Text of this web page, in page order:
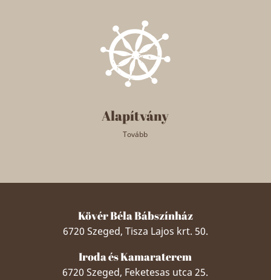
Alapítvány
Tovább
Kövér Béla Bábszínház
6720 Szeged, Tisza Lajos krt. 50.
Iroda és Kamaraterem
6720 Szeged, Feketesas utca 25.